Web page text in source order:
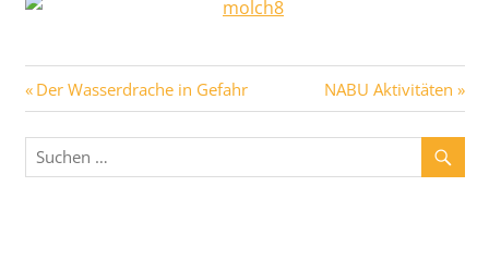
Der Wasserdrache in Gefahr NABU Aktivitäten